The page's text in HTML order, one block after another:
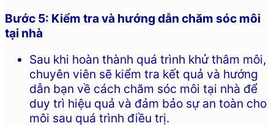
Bước 5: Kiểm tra và hướng dẫn chăm sóc môi
tại nhà
Sau khi hoàn thành quá trình khử thâm môi,
chuyên viên sẽ kiểm tra kết quả và hướng
dẫn bạn về cách chăm sóc môi tại nhà để
duy trì hiệu quả và đảm bảo sự an toàn cho
môi sau quá trình điều trị.